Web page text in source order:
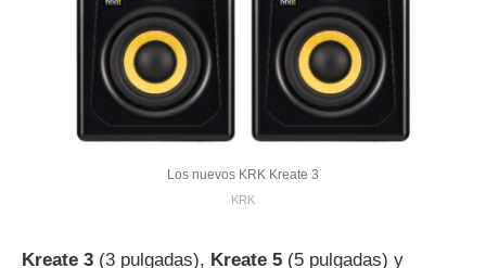
Los nuevos KRK Kreate 3
KRK
Kreate 3 (3 pulgadas), Kreate 5 (5 pulgadas) y